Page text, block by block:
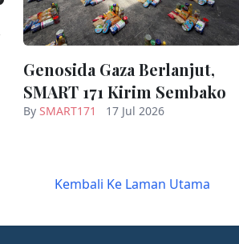
Genosida Gaza Berlanjut,
SMART 171 Kirim Sembako
By SMART171 17 Jul 2026
Kembali Ke Laman Utama